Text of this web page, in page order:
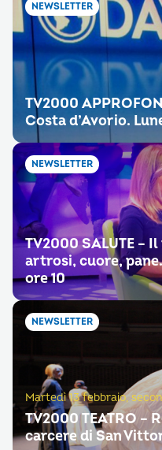
NEWSLETTER
TV2000
Costa d’Avorio.
NEWSLETTER
TV2000 SALUTE –
artrosi, cuore,
ore 10
NEWSLETTER
Martedì 13 febbraio,
TV2000 TEATRO –
carcere di San